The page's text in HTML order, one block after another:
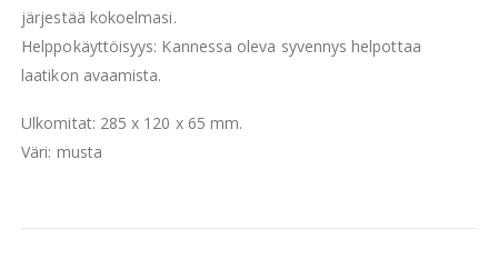
järjestää kokoelmasi.
Helppokäyttöisyys: Kannessa oleva syvennys helpottaa
laatikon avaamista.
Ulkomitat: 285 x 120 x 65 mm.
Väri: musta